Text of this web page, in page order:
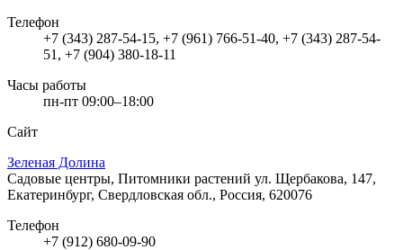
Телефон
+7 (343) 287-54-15, +7 (961) 766-51-40, +7 (343) 287-54-
51, +7 (904) 380-18-11
Часы работы
пн-пт 09:00–18:00
Сайт
Зеленая Долина
Садовые центры, Питомники растений ул. Щербакова, 147,
Екатеринбург, Свердловская обл., Россия, 620076
Телефон
+7 (912) 680-09-90